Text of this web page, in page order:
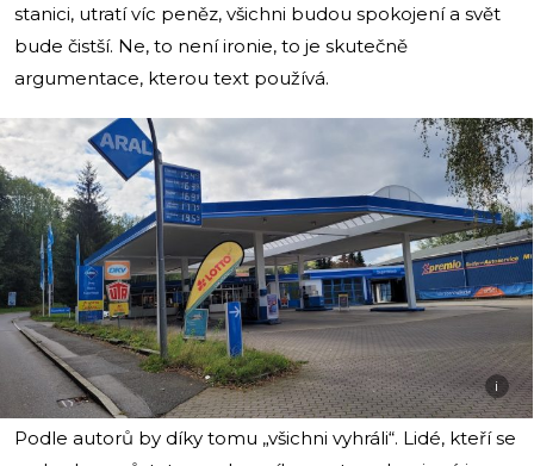
stanici, utratí víc peněz, všichni budou spokojení a svět
bude čistší. Ne, to není ironie, to je skutečně
argumentace, kterou text používá.
i
Podle autorů by díky tomu „všichni vyhráli“. Lidé, kteří se